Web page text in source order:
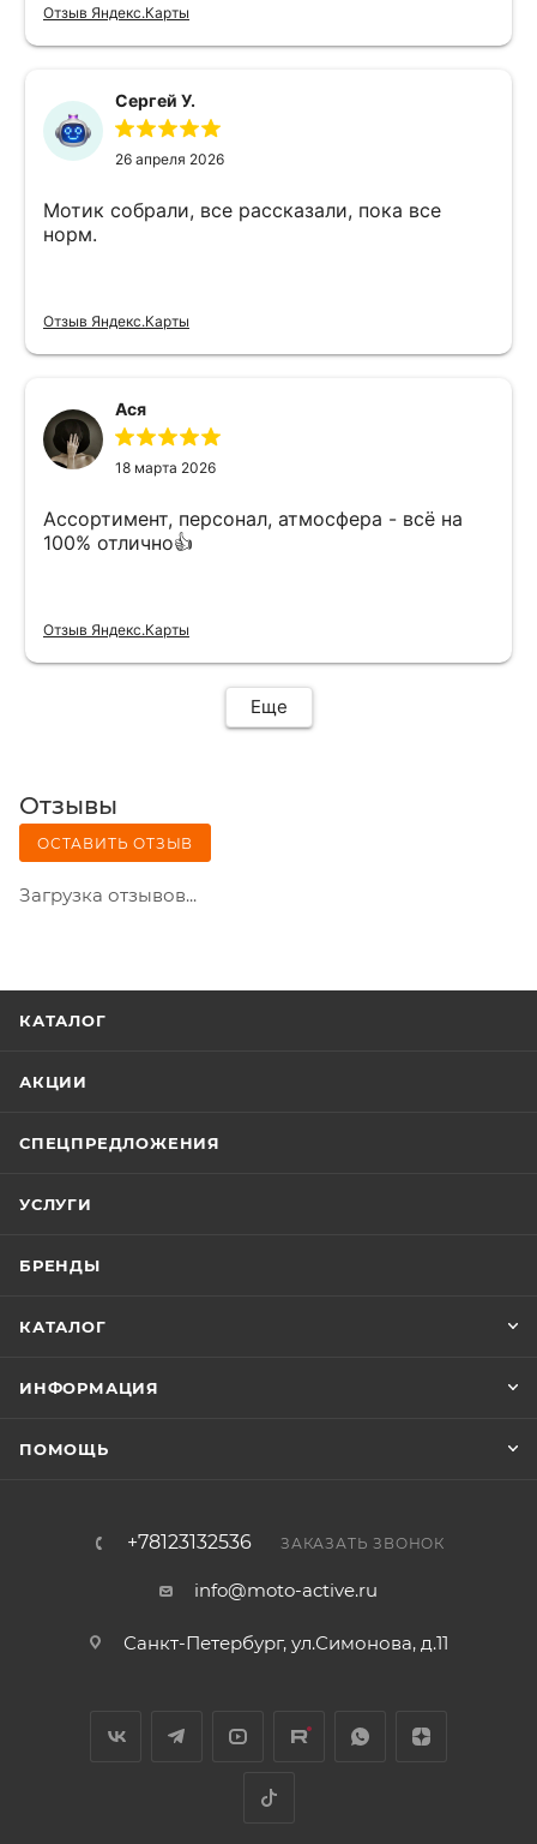
Отзыв Яндекс.Карты
Сергей У.
26 апреля 2026
Мотик собрали, все рассказали, пока все
норм.
Отзыв Яндекс.Карты
Ася
18 марта 2026
Ассортимент, персонал, атмосфера - всё на
100% отлично👍
Отзыв Яндекс.Карты
Еще
Отзывы
ОСТАВИТЬ ОТЗЫВ
Загрузка отзывов...
КАТАЛОГ
АКЦИИ
СПЕЦПРЕДЛОЖЕНИЯ
УСЛУГИ
БРЕНДЫ
КАТАЛОГ
ИНФОРМАЦИЯ
ПОМОЩЬ
+78123132536 ЗАКАЗАТЬ ЗВОНОК
info@moto-active.ru
Санкт-Петербург, ул.Симонова, д.11